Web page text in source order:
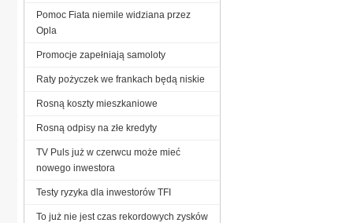
Pomoc Fiata niemile widziana przez
Opla
Promocje zapełniają samoloty
Raty pożyczek we frankach będą niskie
Rosną koszty mieszkaniowe
Rosną odpisy na złe kredyty
TV Puls już w czerwcu może mieć
nowego inwestora
Testy ryzyka dla inwestorów TFI
To już nie jest czas rekordowych zysków